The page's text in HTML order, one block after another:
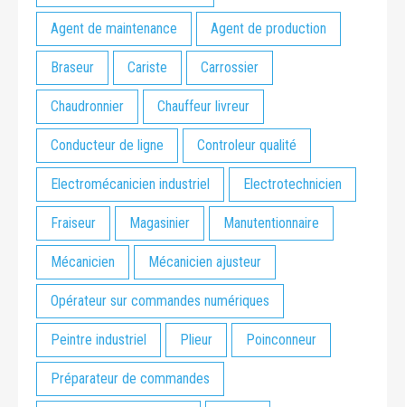
Agent de maintenance Agent de production
Braseur Cariste Carrossier
Chaudronnier Chauffeur livreur
Conducteur de ligne Controleur qualité
Electromécanicien industriel Electrotechnicien
Fraiseur Magasinier Manutentionnaire
Mécanicien Mécanicien ajusteur
Opérateur sur commandes numériques
Peintre industriel Plieur Poinconneur
Préparateur de commandes